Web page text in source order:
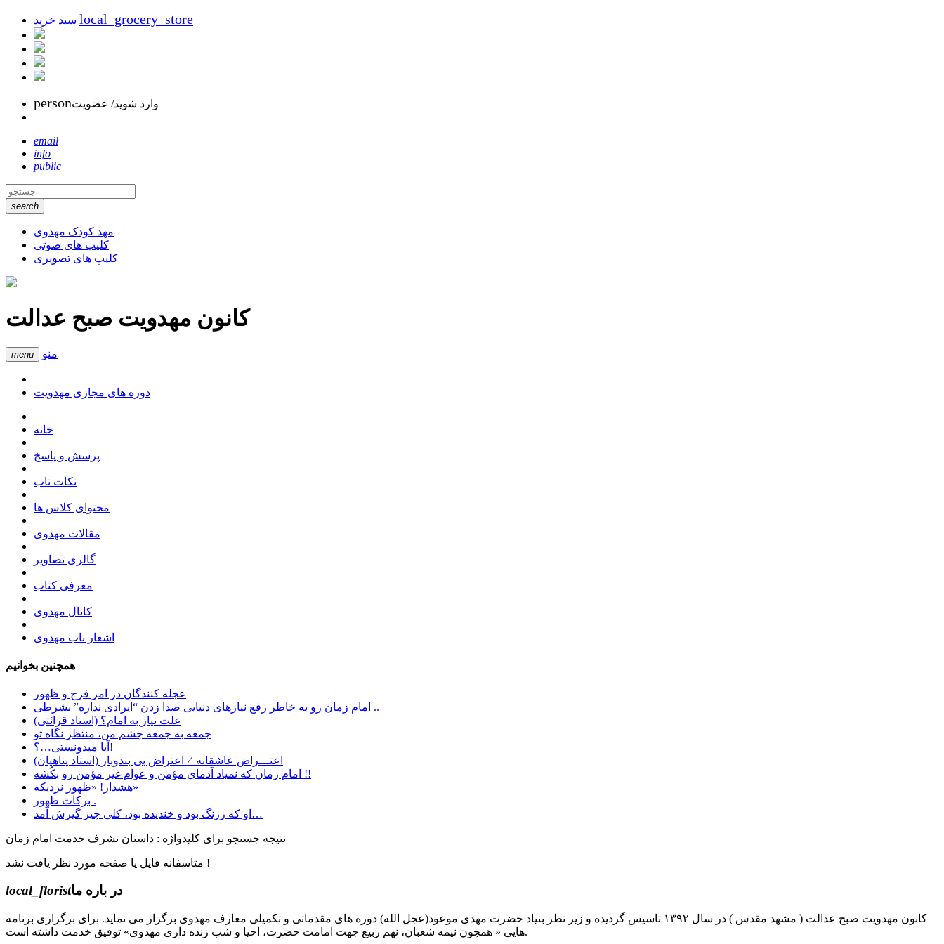
local_grocery_store
personوارد شوید/ عضویت
email
info
public
search
مهد کودک مهدوی
کلیپ های صوتی
کلیپ های تصویری
کانون مهدویت صبح عدالت
menu منو
دوره های مجازی مهدویت
خانه
پرسش و پاسخ
نکات ناب
محتوای کلاس ها
مقالات مهدوی
گالری تصاویر
معرفی کتاب
کانال مهدوی
اشعار ناب مهدوی
همچنین بخوانیم
عجله کنندگان در امر فرج و ظهور
امام زمان رو به خاطر رفع نیازهای دنیایی صدا زدن “ایرادی نداره” بشرطی ..
علت نیاز به امام؟ (استاد قرائتی)
جمعه به جمعه چشم من، منتظر نگاه تو
آیا میدونستی…؟!
اعتـــراض عاشقانه ≠ اعتراض بی بندوبار (استاد پناهیان)
امام زمان که نمیاد آدمای مؤمن و عوام غیر مؤمن رو بکُشه !!
هشدار! «ظهور نزدیکه»
برکات ظهور .
او که زرنگ بود و خندیده بود، کلی چیز گیرش آمد…
نتیجه جستجو برای کلیدواژه : داستان تشرف خدمت امام زمان
متاسفانه فایل یا صفحه مورد نظر یافت نشد !
local_floristدر باره ما
کانون مهدویت صبح عدالت ( مشهد مقدس ) در سال ۱۳۹۲ تاسیس گردیده و زیر نظر بنیاد حضرت مهدی موعود(عجل الله) دوره های مقدماتی و تکمیلی معارف مهدوی برگزار می نماید. برای برگزاری برنامه
هایی « همچون نیمه شعبان، نهم ربیع جهت امامت حضرت، احیا و شب زنده داری مهدوی» توفیق خدمت داشته است.